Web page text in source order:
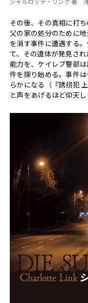
その後、その真相に打
父の家の処分のために
を消す事件に遭遇する
て、その遺体が発見さ
能力を、ケイレブ警部
件を探り始める。事件
らかになる（『誘拐犯
と声をあげるほど仰天し